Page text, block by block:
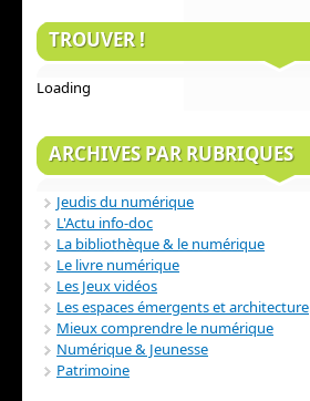
TROUVER !
Loading
ARCHIVES PAR RUBRIQUES
Jeudis du numérique
L'Actu info-doc
La bibliothèque & le numérique
Le livre numérique
Les Jeux vidéos
Les espaces émergents et architecture
Mieux comprendre le numérique
Numérique & Jeunesse
Patrimoine